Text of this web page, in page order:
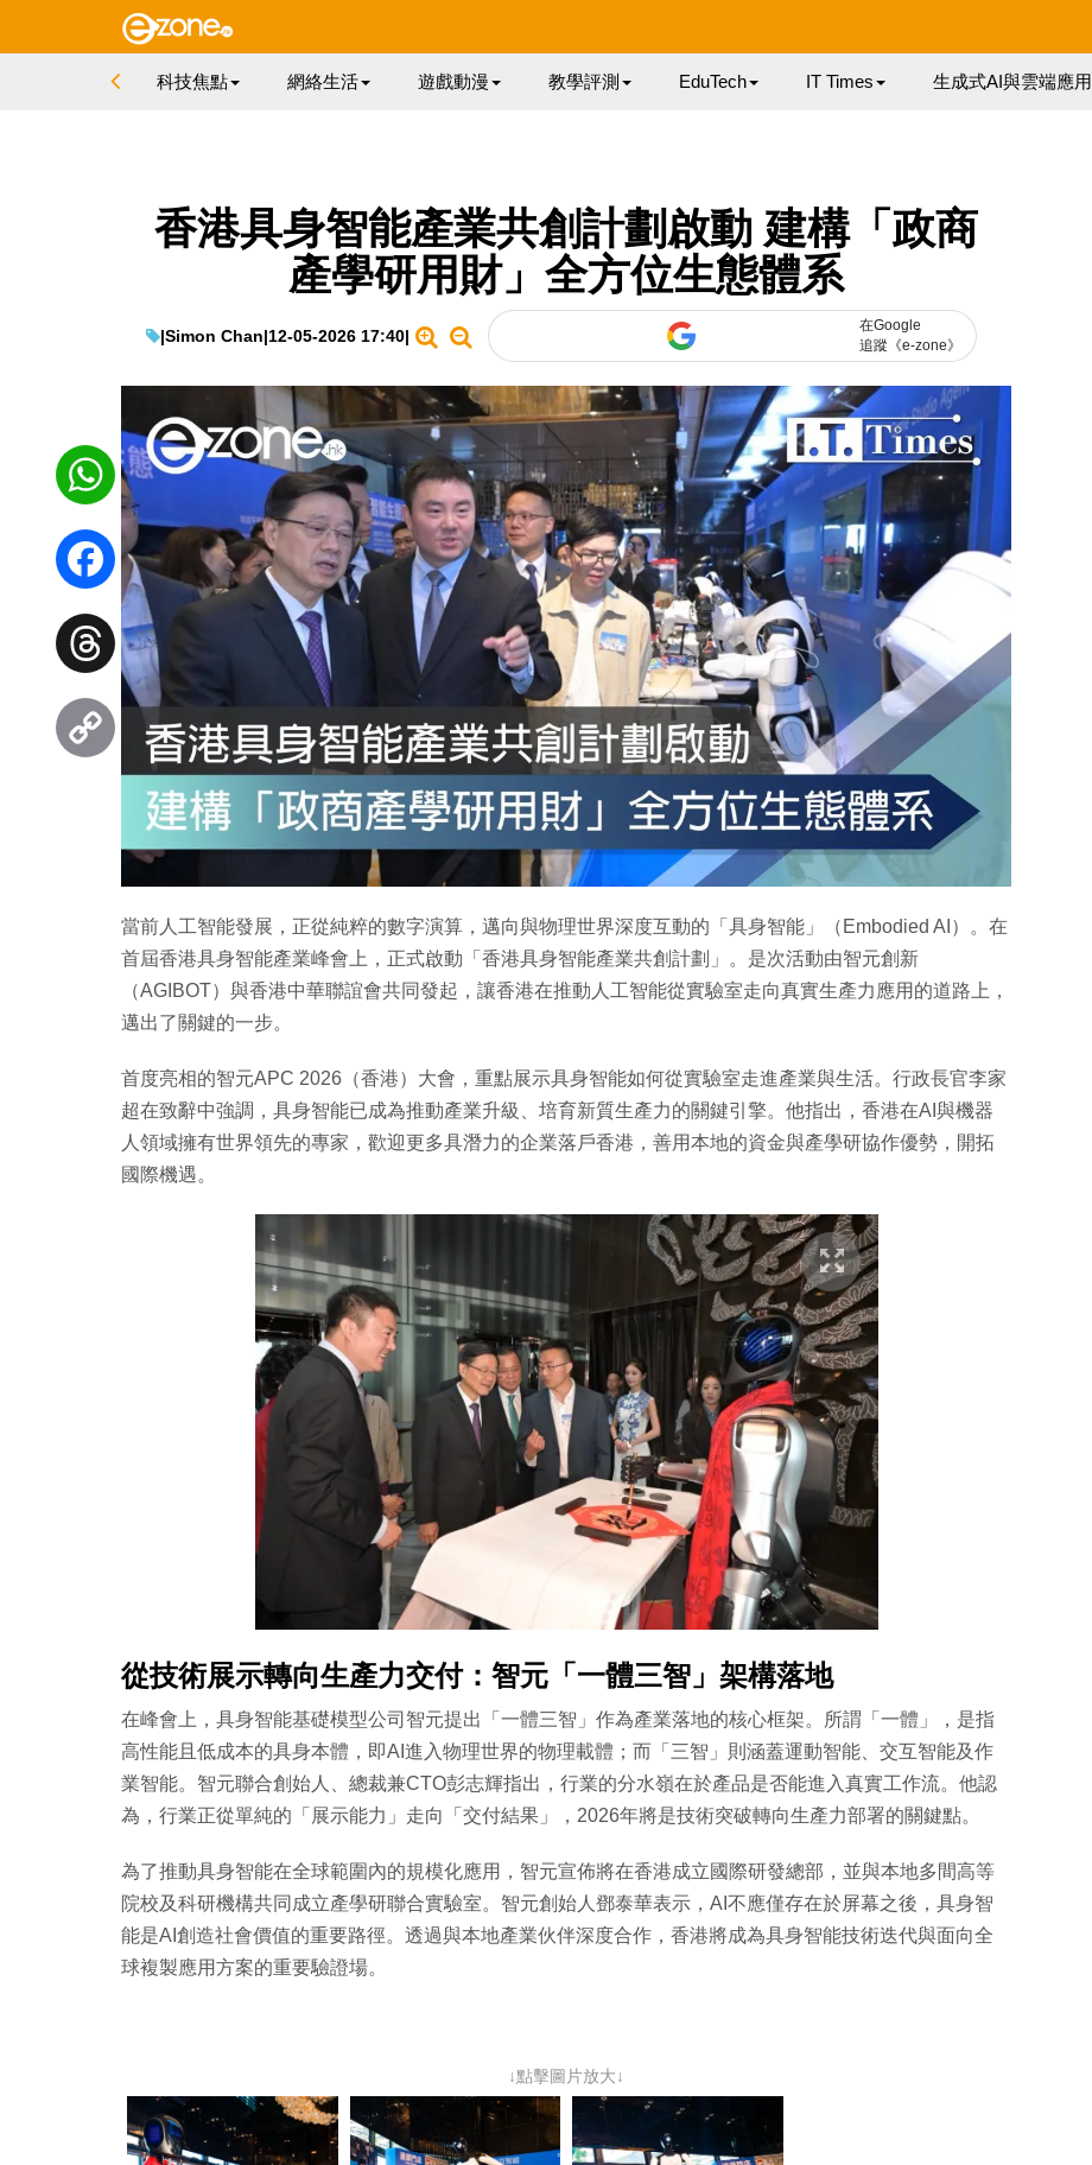
科技焦點 網絡生活 遊戲動漫 教學評測 EduTech IT Times 生成式AI與雲端應用
香港具身智能產業共創計劃啟動 建構「政商
產學研用財」全方位生態體系
|Simon Chan|12-05-2026 17:40|
在Google
追蹤《e-zone》
當前人工智能發展，正從純粹的數字演算，邁向與物理世界深度互動的「具身智能」（Embodied AI）。在
首屆香港具身智能產業峰會上，正式啟動「香港具身智能產業共創計劃」。是次活動由智元創新
（AGIBOT）與香港中華聯誼會共同發起，讓香港在推動人工智能從實驗室走向真實生產力應用的道路上，
邁出了關鍵的一步。
首度亮相的智元APC 2026（香港）大會，重點展示具身智能如何從實驗室走進產業與生活。行政長官李家
超在致辭中強調，具身智能已成為推動產業升級、培育新質生產力的關鍵引擎。他指出，香港在AI與機器
人領域擁有世界領先的專家，歡迎更多具潛力的企業落戶香港，善用本地的資金與產學研協作優勢，開拓
國際機遇。
從技術展示轉向生產力交付：智元「一體三智」架構落地
在峰會上，具身智能基礎模型公司智元提出「一體三智」作為產業落地的核心框架。所謂「一體」，是指
高性能且低成本的具身本體，即AI進入物理世界的物理載體；而「三智」則涵蓋運動智能、交互智能及作
業智能。智元聯合創始人、總裁兼CTO彭志輝指出，行業的分水嶺在於產品是否能進入真實工作流。他認
為，行業正從單純的「展示能力」走向「交付結果」，2026年將是技術突破轉向生產力部署的關鍵點。
為了推動具身智能在全球範圍內的規模化應用，智元宣佈將在香港成立國際研發總部，並與本地多間高等
院校及科研機構共同成立產學研聯合實驗室。智元創始人鄧泰華表示，AI不應僅存在於屏幕之後，具身智
能是AI創造社會價值的重要路徑。透過與本地產業伙伴深度合作，香港將成為具身智能技術迭代與面向全
球複製應用方案的重要驗證場。
↓點擊圖片放大↓
WhatsApp
Facebook
Threads